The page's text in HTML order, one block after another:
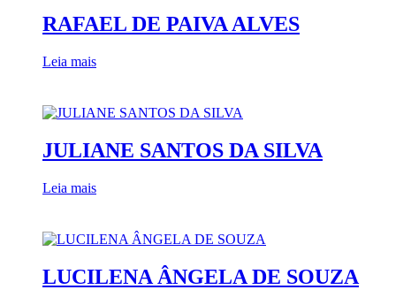
RAFAEL DE PAIVA ALVES
Leia mais
JULIANE SANTOS DA SILVA
Leia mais
LUCILENA ÂNGELA DE SOUZA